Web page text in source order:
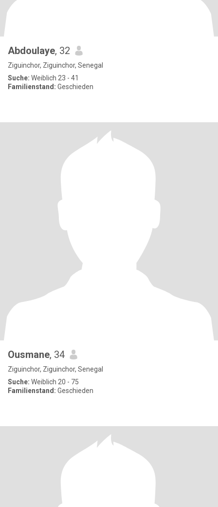
Abdoulaye, 32
Ziguinchor, Ziguinchor, Senegal
Suche: Weiblich 23 - 41
Familienstand: Geschieden
Ousmane, 34
Ziguinchor, Ziguinchor, Senegal
Suche: Weiblich 20 - 75
Familienstand: Geschieden